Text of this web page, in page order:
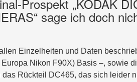
Prospekt „KODAK
sage ich doch
Einzelheiten und Daten
Nikon F90X) Basis –, sowie
das Rückteil DC465, das sich leider